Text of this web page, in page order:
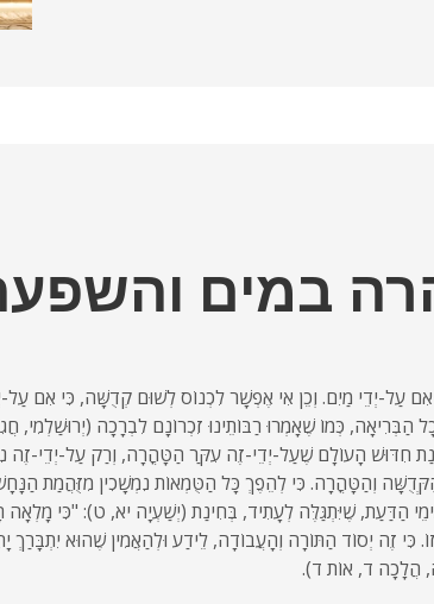
במים
עַל-יְדֵי מַיִם. וְכֵן אִי אֶפְשָׁר לִכְנוֹס לְשׁוּם קְדֻשָּׁה, כִּי אִם עַל-
הַבְּרִיאָה, כְּמוֹ שֶׁאָמְרוּ רַבּוֹתֵינוּ זִכְרוֹנָם לִבְרָכָה
חִדּוּשׁ הָעוֹלָם שֶׁעַל-יְדֵי-זֶה עִקַּר הַטָּהֳרָה, וְרַק עַל-יְדֵי-זֶה
וְהַטָּהֳרָה. כִּי לְהֵפֶךְ כָּל הַטֻּמְאוֹת נִמְשָׁכִין מִזֻּהֲמַת
הַדַּעַת, שֶׁיִּתְגַּלֶּה לְעָתִיד, בְּחִינַת (יְשַׁעְיָה יא, ט): "כִּי
כִּי זֶה יְסוֹד הַתּוֹרָה וְהָעֲבוֹדָה, לֵידַע וּלְהַאֲמִין שֶׁהוּא יִתְבָּרַךְ
הֲלָכָה ד, אוֹת ד).